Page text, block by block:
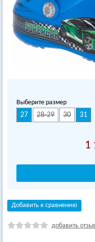
Выберите размер
27 28-29 30 31
1
Добавить к сравнению
добавить